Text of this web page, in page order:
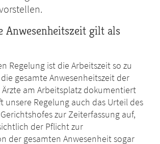
Anwesenheitszeit gilt als
Regelung ist die Arbeitszeit so zu
gesamte Anwesenheitszeit der
am Arbeitsplatz dokumentiert
unsere Regelung auch das Urteil des
zur Zeiterfassung auf,
der Pflicht zur
der gesamten Anwesenheit sogar